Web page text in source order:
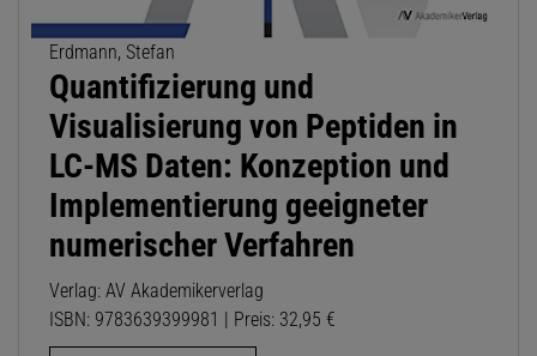
Erdmann, Stefan
Quantifizierung und
Visualisierung von Peptiden in
LC-MS Daten: Konzeption und
Implementierung geeigneter
numerischer Verfahren
Verlag: AV Akademikerverlag
ISBN: 9783639399981 | Preis: 32,95 €